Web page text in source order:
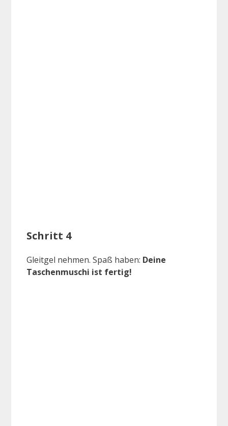
Schritt 4
Gleitgel nehmen. Spaß haben: Deine
Taschenmuschi ist fertig!